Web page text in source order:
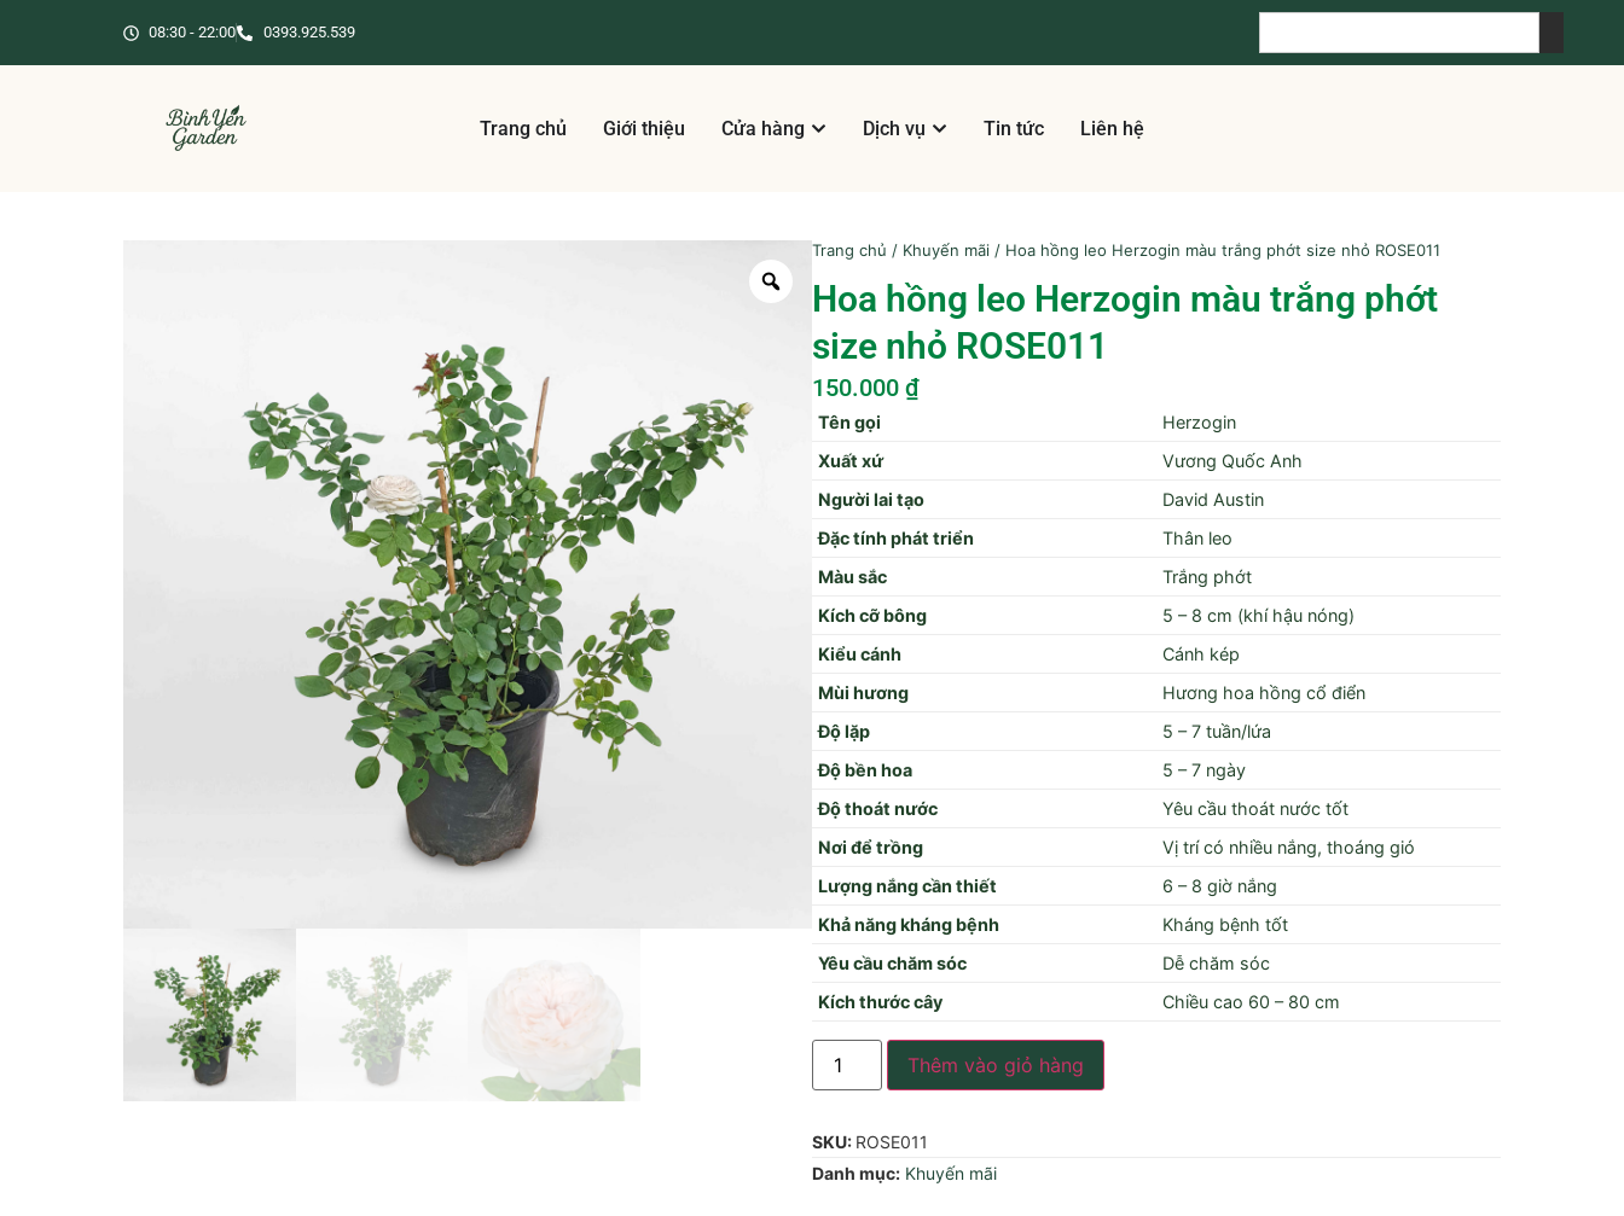
08:30 - 22:00 0393.925.539
Trang chủ Giới thiệu Cửa hàng Dịch vụ Tin tức Liên hệ
Trang chủ / Khuyến mãi / Hoa hồng leo Herzogin màu trắng phớt size nhỏ ROSE011
Hoa hồng leo Herzogin màu trắng phớt
size nhỏ ROSE011
150.000 ₫
Tên gọi
Herzogin
Xuất xứ
Vương Quốc Anh
Người lai tạo
David Austin
Đặc tính phát triển
Thân leo
Màu sắc
Trắng phớt
Kích cỡ bông
5 – 8 cm (khí hậu nóng)
Kiểu cánh
Cánh kép
Mùi hương
Hương hoa hồng cổ điển
Độ lặp
5 – 7 tuần/lứa
Độ bền hoa
5 – 7 ngày
Độ thoát nước
Yêu cầu thoát nước tốt
Nơi để trồng
Vị trí có nhiều nắng, thoáng gió
Lượng nắng cần thiết
6 – 8 giờ nắng
Khả năng kháng bệnh
Kháng bệnh tốt
Yêu cầu chăm sóc
Dễ chăm sóc
Kích thước cây
Chiều cao 60 – 80 cm
Thêm vào giỏ hàng
SKU: ROSE011
Danh mục: Khuyến mãi